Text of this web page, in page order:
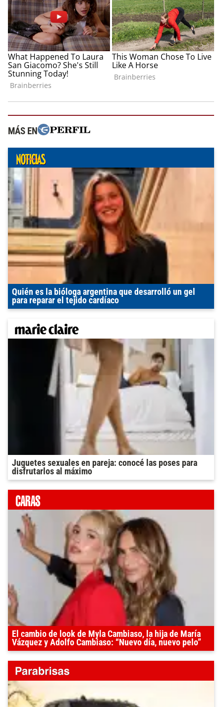
MÁS EN
Quién es la bióloga argentina que desarrolló un gel
para reparar el tejido cardíaco
Juguetes sexuales en pareja: conocé las poses para
disfrutarlos al máximo
El cambio de look de Myla Cambiaso, la hija de María
Vázquez y Adolfo Cambiaso: “Nuevo día, nuevo pelo”